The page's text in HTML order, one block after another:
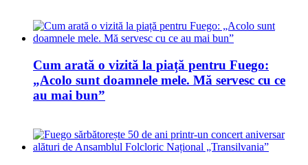
Cum arată o vizită la piață pentru Fuego:
„Acolo sunt doamnele mele. Mă servesc cu ce
au mai bun”